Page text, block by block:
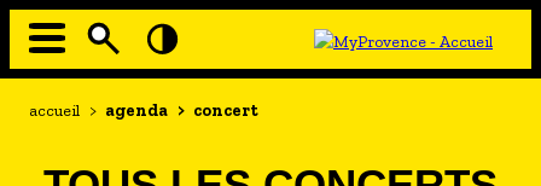
Aller
Navigation
EN MODE ECO
Fil
accueil > agenda > concert